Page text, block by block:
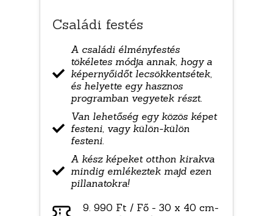
Családi festés
A családi élményfestés
tökéletes módja annak, hogy a
képernyőidőt lecsökkentsétek,
és helyette egy hasznos
programban vegyetek részt.
Van lehetőség egy közös képet
festeni, vagy külön-külön
festeni.
A kész képeket otthon kirakva
mindig emlékeztek majd ezen
pillanatokra!
9. 990 Ft / Fő - 30 x 40 cm-